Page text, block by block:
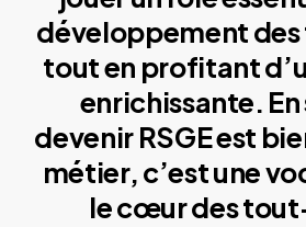
développement
tout en profitant
enrichissante.
devenir RSGE est
métier, c’est une
le cœur des